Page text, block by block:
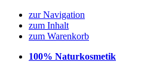
zur Navigation
zum Inhalt
zum Warenkorb
100% Naturkosmetik